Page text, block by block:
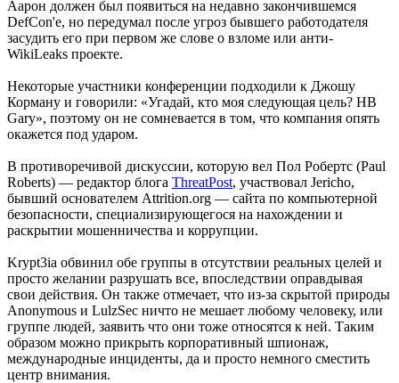
Аарон должен был появиться на недавно закончившемся
DefCon'е, но передумал после угроз бывшего работодателя
засудить его при первом же слове о взломе или анти-
WikiLeaks проекте.
Некоторые участники конференции подходили к Джошу
Корману и говорили: «Угадай, кто моя следующая цель? HB
Gary», поэтому он не сомневается в том, что компания опять
окажется под ударом.
В противоречивой дискуссии, которую вел Пол Робертс (Paul
Roberts) — редактор блога ThreatPost, участвовал Jericho,
бывший основателем Attrition.org — сайта по компьютерной
безопасности, специализирующегося на нахождении и
раскрытии мошенничества и коррупции.
Krypt3ia обвинил обе группы в отсутствии реальных целей и
просто желании разрушать все, впоследствии оправдывая
свои действия. Он также отмечает, что из-за скрытой природы
Anonymous и LulzSec ничто не мешает любому человеку, или
группе людей, заявить что они тоже относятся к ней. Таким
образом можно прикрыть корпоративный шпионаж,
международные инциденты, да и просто немного сместить
центр внимания.